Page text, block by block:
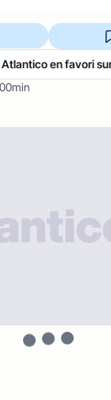
en favori